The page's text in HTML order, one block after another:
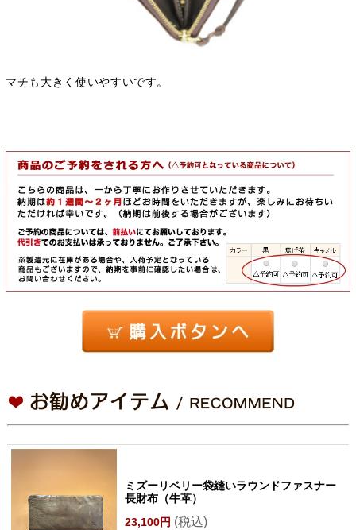
マチも大きく使いやすいです。
ミズーリベリー袋縫いラウンドファスナー
長財布（牛革）
23,100円 (税込)